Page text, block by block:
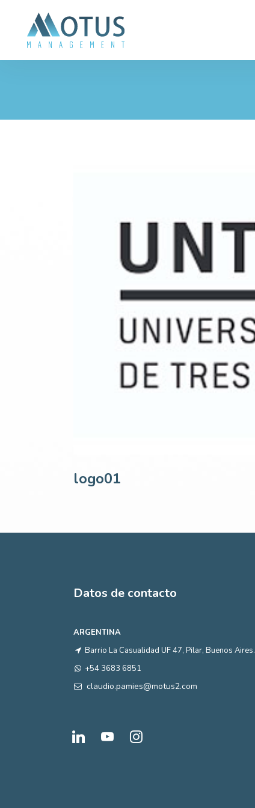
logo01
Datos de contacto
ARGENTINA
Barrio La Casualidad UF 47, Pilar, Buenos Aires.
+54 3683 6851
claudio.pamies@motus2.com
linkedin youtube instagram